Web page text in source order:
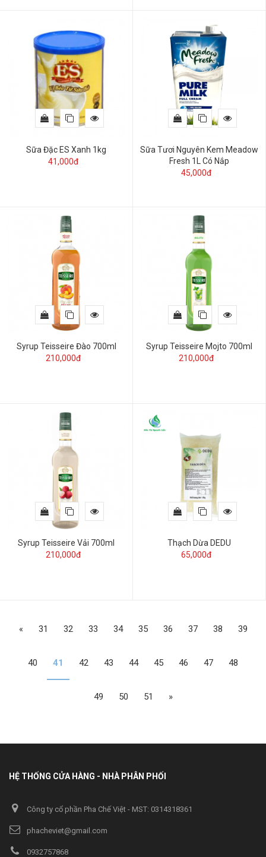
Sữa Đặc ES Xanh 1kg
41,000đ
Sữa Tươi Nguyên Kem Meadow
Fresh 1L Có Nắp
45,000đ
Syrup Teisseire Đào 700ml
210,000đ
Syrup Teisseire Mojto 700ml
210,000đ
Syrup Teisseire Vải 700ml
210,000đ
Thạch Dừa DEDU
65,000đ
« 31 32 33 34 35 36 37 38 39
40 41 42 43 44 45 46 47 48
49 50 51 »
HỆ THỐNG CỬA HÀNG - NHÀ PHÂN PHỐI
Công ty cổ phần Pha Chế Việt - MST: 0314318361
phacheviet@gmail.com
0932757868